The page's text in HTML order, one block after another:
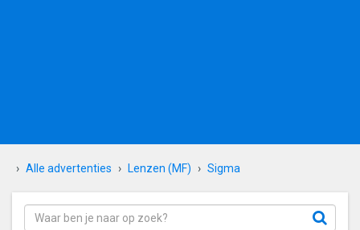
Alle advertenties Lenzen (MF) Sigma